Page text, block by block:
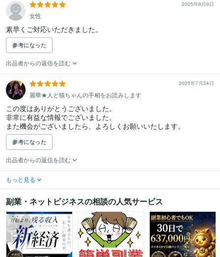
2025年8月9日
女性
素早くご対応いただきました。
参考になった
出品者からの返信を読む
2025年7月24日
麗華★人と猫ちゃんの手相をお読みします
この度はありがとうございました。
非常に有益な情報でございました。
また機会がございましたら、よろしくお願いいたします。
参考になった
出品者からの返信を読む
もっと見る
副業・ネットビジネスの相談の人気サービス